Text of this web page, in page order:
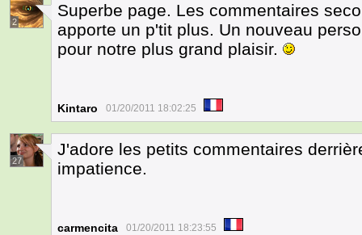
2
Superbe page. Les commentaires
apporte un p'tit plus. Un nouveau
pour notre plus grand plaisir.
Kintaro 01/20/2011 18:02:25
27
J'adore les petits commentaires
impatience.
carmencita 01/20/2011 18:23:55